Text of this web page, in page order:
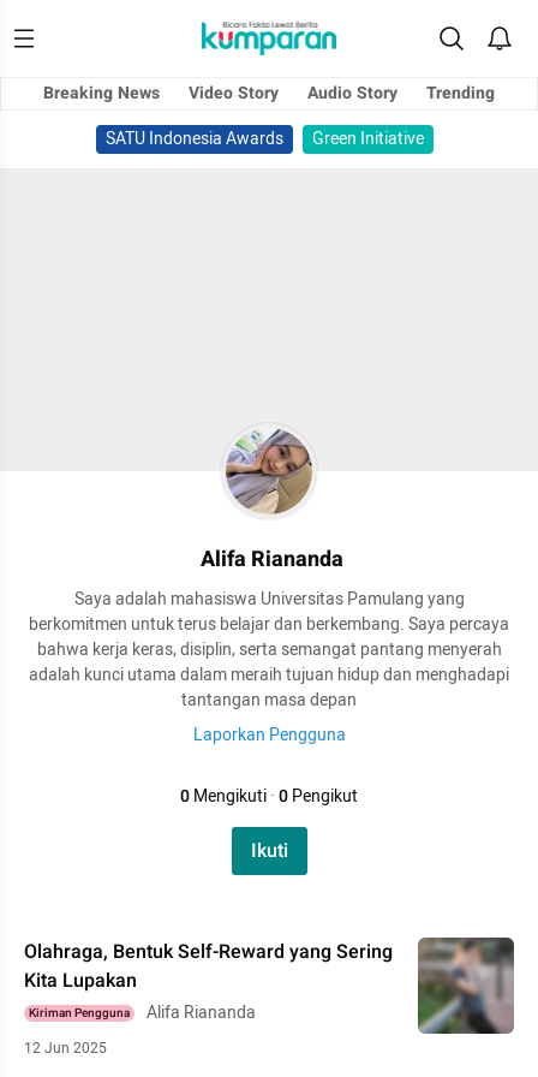
Breaking News Video Story Audio Story
Trending
SATU Indonesia Awards
Green Initiative
Alifa Riananda
Saya adalah mahasiswa Universitas Pamulang yang
berkomitmen untuk terus belajar dan berkembang. Saya percaya
bahwa kerja keras, disiplin, serta semangat pantang menyerah
adalah kunci utama dalam meraih tujuan hidup dan menghadapi
tantangan masa depan
Laporkan Pengguna
0Mengikuti·0Pengikut
Ikuti
Olahraga, Bentuk Self-Reward yang Sering
Kita Lupakan
Kiriman Pengguna Alifa Riananda
12 Jun 2025